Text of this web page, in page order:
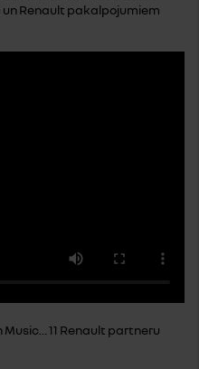
Renault pakalpojumiem
11 Renault partneru